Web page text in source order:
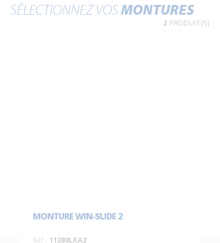
SÉLECTIONNEZ VOSMONTURES
2 PRODUIT(S)
MONTURE WIN-SLIDE 2
Réf : 11280LXA2